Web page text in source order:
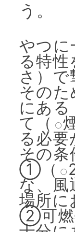
う。
やつに
る特性
さ ） で
そのた
にある
て
（
る必要
その条
① （
な、風
場所に
②可燃